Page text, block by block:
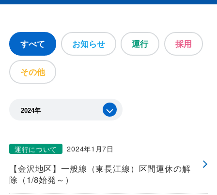
西バスの魅力
高速バス
定期観光バス
おトクなきっぷ特集
一般路線バス
貸切バス
すべて お知らせ 運行 採用
その他
【金沢地区】一般線（東長江線）区間運休の解
除（1/8始発～）
2024年1月7日
運行について